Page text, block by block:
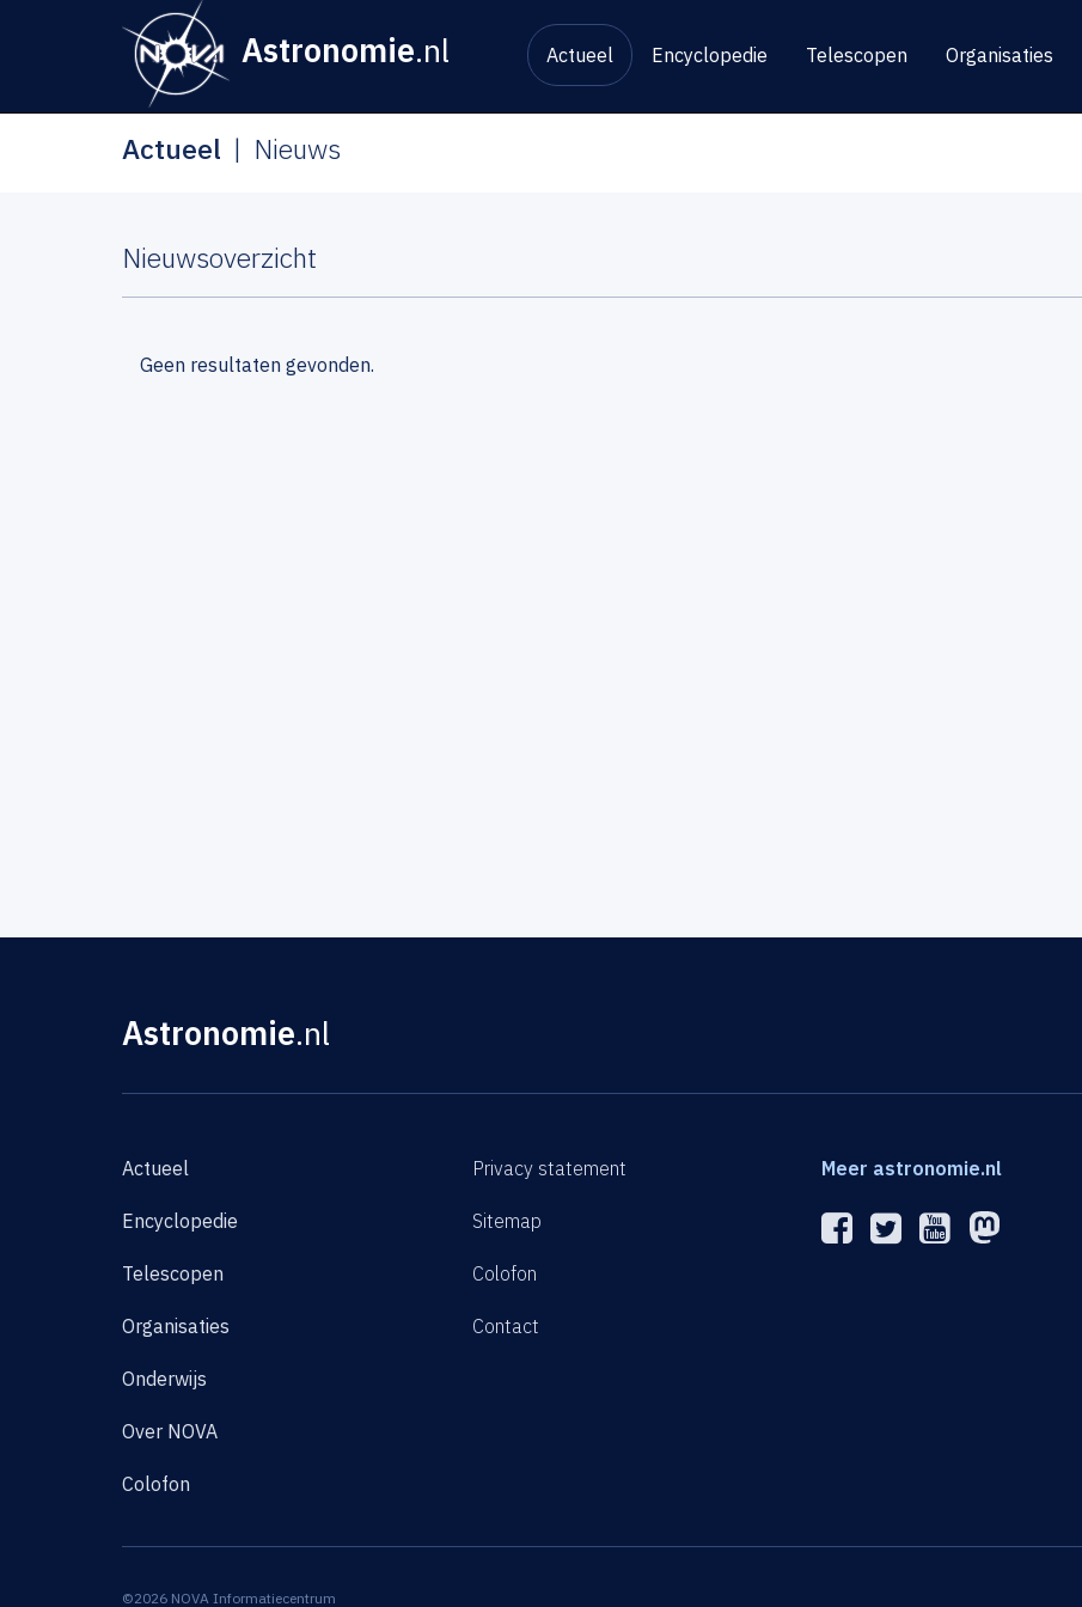
Astronomie.nl Actueel Encyclopedie Telescopen Organisaties
Actueel Nieuws
Nieuwsoverzicht
Geen resultaten gevonden.
Astronomie.nl
Actueel
Encyclopedie
Telescopen
Organisaties
Onderwijs
Over NOVA
Colofon
Privacy statement
Sitemap
Colofon
Contact
Meer astronomie.nl
©2026 NOVA Informatiecentrum